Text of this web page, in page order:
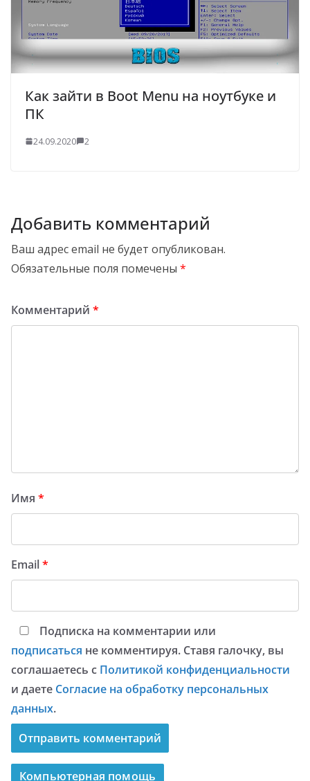
Как зайти в Boot Menu на ноутбуке и
ПК
24.09.2020 2
Добавить комментарий
Ваш адрес email не будет опубликован.
Обязательные поля помечены *
Комментарий *
Имя *
Email*
Подписка на комментарии или
подписаться не комментируя. Ставя галочку, вы
соглашаетесь с Политикой конфиденциальности
и даете Согласие на обработку персональных
данных.
Компьютерная помощь